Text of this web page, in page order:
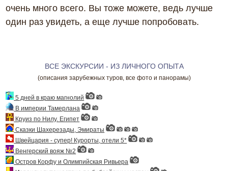
очень много всего. Вы тоже можете, ведь лучше
один раз увидеть, а еще лучше попробовать.
ВСЕ ЭКСКУРСИИ - ИЗ ЛИЧНОГО ОПЫТА
(описания зарубежных туров, все фото и панорамы)
5 дней в краю магнолий
В империи Тамерлана
Круиз по Нилу. Египет
Сказки Шахерезады, Эмираты
Швейцария - супер! Курорты, отели 5*
Венгерский вояж №2
Остров Корфу и Олимпийская Ривьера